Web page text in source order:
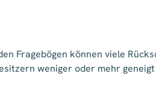
Fragebögen können viele
weniger oder mehr